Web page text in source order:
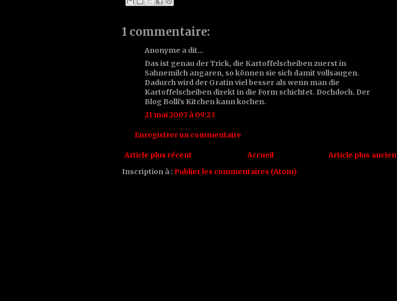
1 commentaire:
Anonyme a dit…
Das ist genau der Trick, die Kartoffelscheiben zuerst in
Sahnemilch angaren, so können sie sich damit vollsaugen.
Dadurch wird der Gratin viel besser als wenn man die
Kartoffelscheiben direkt in die Form schichtet. Dochdoch. Der
Blog Bolli's Kitchen kann kochen.
21 mai 2007 à 09:23
Enregistrer un commentaire
Article plus récent Article plus ancien
Accueil
Inscription à : Publier les commentaires (Atom)